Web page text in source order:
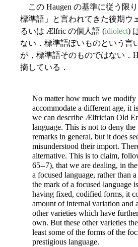
この Haugen の基準に従う限
標準語」と言われてきた後期ウ
るいは Ælfric の個人語 (idiolect)
ない．標準語ぽいものという言
が，標準語そのものではない．
摘している．
No matter how much we modify
accommodate a different age, it
we can describe Ælfrician Old
language. This is not to deny
remarks in general, but it does
misunderstood their import.
alternative. This is to claim,
65--7), that we are dealing, in
a focused language, rather than
the mark of a focused language
having fixed, codified forms, it
amount of internal variation and
other varieties which have
own. But these other varieties
least some of the forms of the
prestigious language.